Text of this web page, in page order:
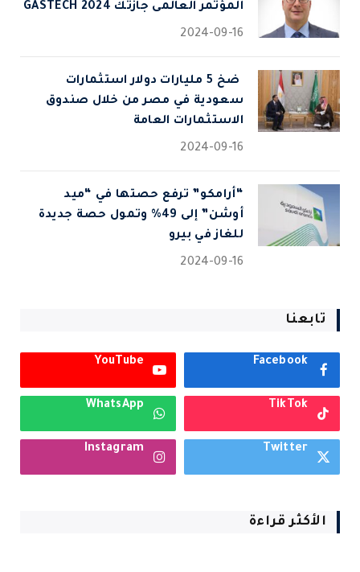
المؤتمر العالمى جازتك 2024 GASTECH
2024-09-16
⁠ ضخ 5 مليارات دولار استثمارات
سعودية في مصر من خلال صندوق
الاستثمارات العامة
2024-09-16
“أرامكو” ترفع حصتها في “ميد
أوشن” إلى 49% وتمول حصة جديدة
للغاز في بيرو
2024-09-16
تابعنا
Facebook
YouTube
TikTok
WhatsApp
Twitter
Instagram
الأكثر قراءة